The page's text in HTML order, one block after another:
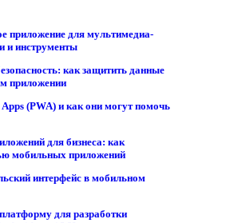
приложение для мультимедиа-
и инструменты
как защитить данные
приложении
(PWA) и как они могут помочь
для бизнеса: как
мобильных приложений
интерфейс в мобильном
для разработки